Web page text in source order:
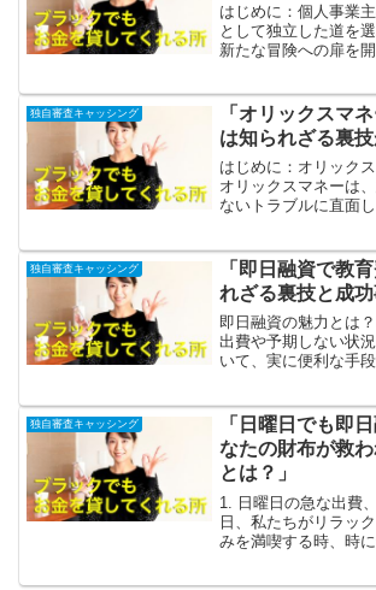
はじめに：個人事業
として独立した道を
新たな冒険への扉を
す。自由な時間や自
入れる一方で、時に
もあるでしょう。特
は、予想外の出費や
独自審査キャッシング
「オリックスマ
は知られざる裏技
はじめに：オリック
オリックスマネーは
ないトラブルに直面
方です。即日融資を
ービスは、特に忙し
て、そのスピード感
ています。申込から
独自審査キャッシング
「即日融資で教
れざる裏技と成功
即日融資の魅力とは
出費や予期しない状
いて、実に便利な手
子供の教育費が急に
ど、即時に資金を手
は、親にとって大き
す。このような状況
独自審査キャッシング
「日曜日でも即
なたの財布が救
とは？」
1. 日曜日の急な出費
日、私たちがリラッ
みを満喫する時、時
たちを襲うことがあ
車が急に故障してし